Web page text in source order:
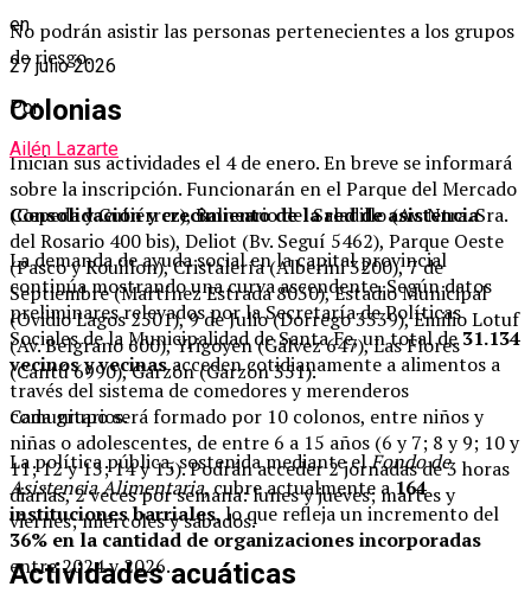
No podrán asistir las personas pertenecientes a los grupos
de riesgo.
Colonias
Inician sus actividades el 4 de enero. En breve se informará
sobre la inscripción. Funcionarán en el Parque del Mercado
(Cepeda y Gutiérrez), Balneario del Saladillo (Av. Ntra. Sra.
del Rosario 400 bis), Deliot (Bv. Seguí 5462), Parque Oeste
(Pasco y Rouillon), Cristalería (Alberini 3200), 7 de
Septiembre (Martínez Estrada 8030), Estadio Municipal
(Ovidio Lagos 2501), 9 de Julio (Dorrego 3339), Emilio Lotuf
(Av. Belgrano 600), Yrigoyen (Gálvez 647), Las Flores
(Cantú 6990), Garzón (Garzón 351).
Cada grupo será formado por 10 colonos, entre niños y
niñas o adolescentes, de entre 6 a 15 años (6 y 7; 8 y 9; 10 y
11; 12 y 13; 14 y 15). Podrán acceder 2 jornadas de 3 horas
diarias, 2 veces por semana: lunes y jueves; martes y
viernes; miércoles y sábados.
Actividades acuáticas
en
27 julio 2026
Por
Ailén Lazarte
Consolidación y crecimiento de la red de asistencia
La demanda de ayuda social en la capital provincial
continúa mostrando una curva ascendente. Según datos
preliminares relevados por la Secretaría de Políticas
Sociales de la Municipalidad de Santa Fe, un total de31.134
vecinos y vecinasacceden cotidianamente a alimentos a
través del sistema de comedores y merenderos
comunitarios.
La política pública, sostenida mediante elFondo de
Asistencia Alimentaria, cubre actualmente a164
instituciones barriales, lo que refleja un incremento del
36% en la cantidad de organizaciones incorporadas
entre 2024 y 2026.